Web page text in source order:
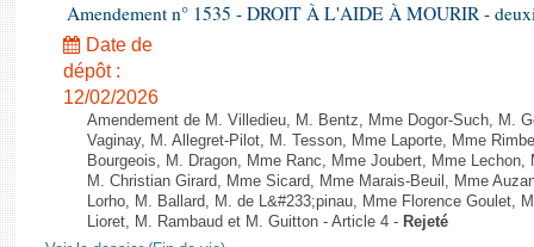
Amendement n° 1535 - DROIT À L'AIDE À MOURIR -
Date de
dépôt :
12/02/2026
Amendement de M. Villedieu, M. Bentz, Mme Dogor-Such, M.
Vaginay, M. Allegret-Pilot, M. Tesson, Mme Laporte, Mme
Bourgeois, M. Dragon, Mme Ranc, Mme Joubert, Mme
M. Christian Girard, Mme Sicard, Mme Marais-Beuil, Mme
Lorho, M. Ballard, M. de L&#233;pinau, Mme Florence Goulet,
Lioret, M. Rambaud et M. Guitton - Article 4 - Rejeté